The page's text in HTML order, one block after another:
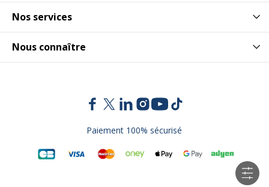
Nos services
Nous connaître
Paiement 100% sécurisé